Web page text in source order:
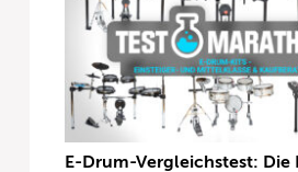
E-Drum-Vergleichstest: Die